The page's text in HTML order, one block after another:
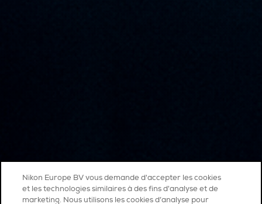
Nikon Europe BV vous demande d'accepter les cookies
et les technologies similaires à des fins d'analyse et de
marketing. Nous utilisons les cookies d’analyse pour